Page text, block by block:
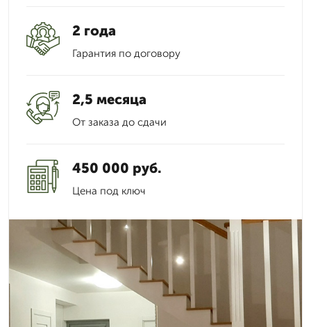
2 года
Гарантия по договору
2,5 месяца
От заказа до сдачи
450 000 руб.
Цена под ключ